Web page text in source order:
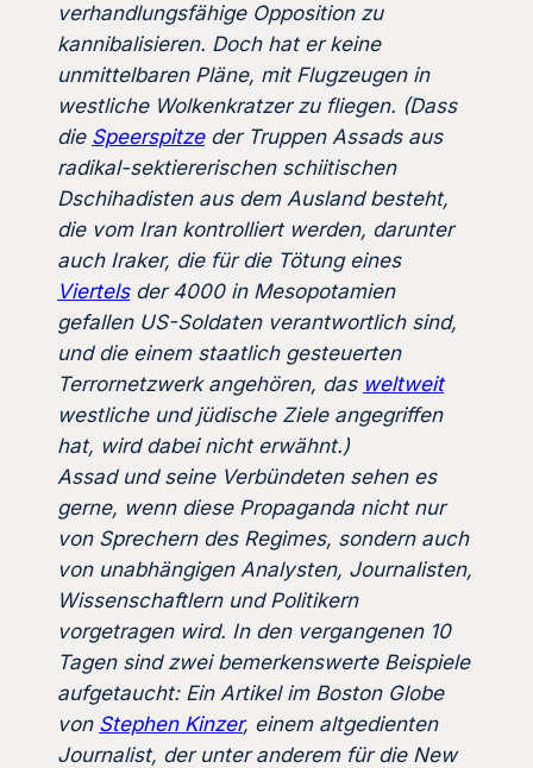
verhandlungsfähige Opposition zu
kannibalisieren. Doch hat er keine
unmittelbaren Pläne, mit Flugzeugen in
westliche Wolkenkratzer zu fliegen. (Dass
die Speerspitzeder Truppen Assads aus
radikal-sektiererischen schiitischen
Dschihadisten aus dem Ausland besteht,
die vom Iran kontrolliert werden, darunter
auch Iraker, die für die Tötung eines
Viertelsder 4000 in Mesopotamien
gefallen US-Soldaten verantwortlich sind,
und die einem staatlich gesteuerten
Terrornetzwerk angehören, das weltweit
westliche und jüdische Ziele angegriffen
hat, wird dabei nicht erwähnt.)
Assad und seine Verbündeten sehen es
gerne, wenn diese Propaganda nicht nur
von Sprechern des Regimes, sondern auch
von unabhängigen Analysten, Journalisten,
Wissenschaftlern und Politikern
vorgetragen wird. In den vergangenen 10
Tagen sind zwei bemerkenswerte Beispiele
aufgetaucht: Ein Artikel im Boston Globe
von Stephen Kinzer, einem altgedienten
Journalist, der unter anderem für die New